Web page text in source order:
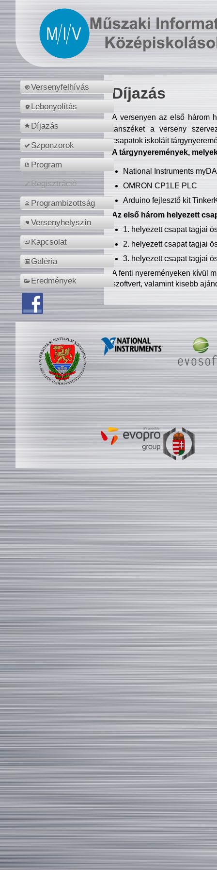
Versenyfelhívás
Lebonyolítás
Díjazás
Szponzorok
Program
Regisztráció
Programbizottság
Versenyhelyszín
Kapcsolat
Galéria
Eredmények
Díjazás
A versenyen az első három
tanszéket a verseny
csapatok iskoláit
A tárgynyeremények,
National Instruments
OMRON CP1LE PLC
Arduino fejlesztő kit
Az első három helyezett
1. helyezett csapat tagjai
2. helyezett csapat tagjai
3. helyezett csapat tagjai
A fenti nyereményeken kívül
szoftvert, valamint kisebb